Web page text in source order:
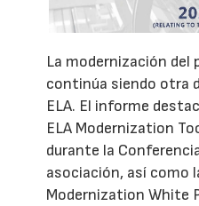
La modernización del
continúa siendo otra
ELA. El informe
ELA Modernization
durante la
asociación, así como
Modernization White